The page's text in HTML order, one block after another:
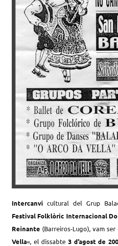
Intercanvi cultural del Grup
Festival Folklòric Internacional
Reinante (Barreiros-Lugo), vam
Vella«, el dissabte 3 d’agost de